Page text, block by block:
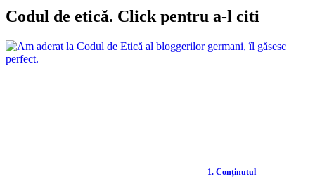
Codul de etică. Click pentru a-l citi